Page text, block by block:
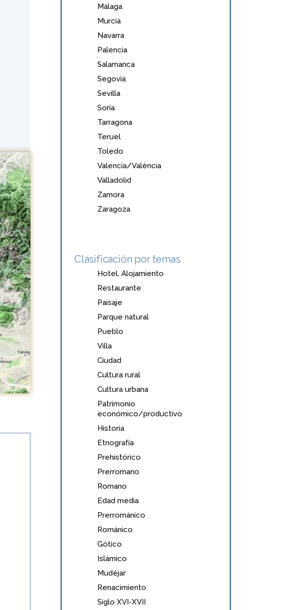
Málaga
Murcia
Navarra
Palencia
Salamanca
Segovia
Sevilla
Soria
Tarragona
Teruel
Toledo
Valencia/València
Valladolid
Zamora
Zaragoza
Clasificación por temas
Hotel, Alojamiento
Restaurante
Paisaje
Parque natural
Pueblo
Villa
Ciudad
Cultura rural
Cultura urbana
Patrimonio
económico/productivo
Historia
Etnografía
Prehistórico
Prerromano
Romano
Edad media
Prerrománico
Románico
Gótico
Islámico
Mudéjar
Renacimiento
Siglo XVI-XVII